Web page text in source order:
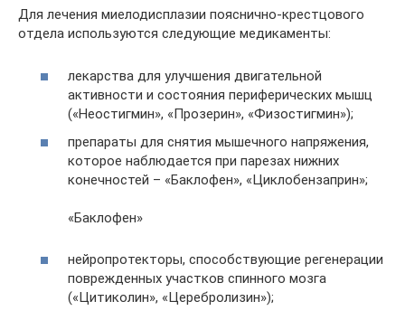
Для лечения миелодисплазии пояснично-крестцового
отдела используются следующие медикаменты:
лекарства для улучшения двигательной
активности и состояния периферических мышц
(«Неостигмин», «Прозерин», «Физостигмин»);
препараты для снятия мышечного напряжения,
которое наблюдается при парезах нижних
конечностей – «Баклофен», «Циклобензаприн»;
«Баклофен»
нейропротекторы, способствующие регенерации
поврежденных участков спинного мозга
(«Цитиколин», «Церебролизин»);